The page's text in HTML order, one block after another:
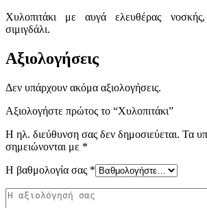
Χυλοπιτάκι με αυγά ελευθέρας
σιμιγδάλι.
Αξιολογήσεις
Δεν υπάρχουν ακόμα αξιολογήσεις.
Αξιολογήστε πρώτος το “Χυλοπιτάκι”
Η ηλ. διεύθυνση σας δεν δημοσιεύεται. Τα
σημειώνονται με *
Η βαθμολογία σας *